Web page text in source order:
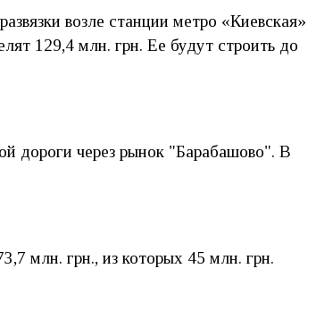
возле станции метро «Киевская»
129,4 млн. грн. Ее будут строить до
дороги через рынок "Барабашово". В
млн. ​​грн., из которых 45 млн. грн.